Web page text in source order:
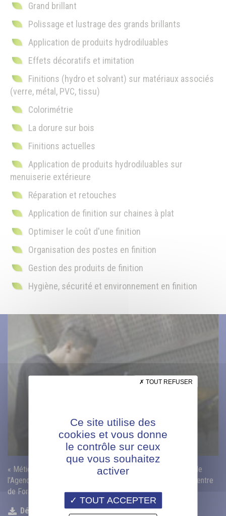
Grand brillant
Polissage et lustrage des grands brillants
Application de produits hydrodiluables
Effets décoratifs et imitation
Finitions (hydro et solvant) sur matériaux associés
(verre, métal, PVC, tissu)
Colorimétrie
La dorure sur bois
Finitions actuelles
Application de produits hydrodiluables sur
menuiserie extérieure
Réparation et retouches
Application de finition sur chaines à plat
Optimiser le coût d'une finition
Organisation des postes en finition
Gestion des produits de finition
Hygiène, sécurité et environnement en finition
« Métiers de la Conception, de la Fabrication, de la Finition, de
l’Agencement, du négoce et de la Vente : l’AFPIA Sud-Est, Centre
de Formation de l’Aménagement de l’Habitat, vous forme »
Déposer mon CV
Ce site utilise des
cookies et vous donne
le contrôle sur ceux
que vous souhaitez
activer
TOUT ACCEPTER
TOUT REFUSER